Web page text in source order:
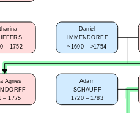
Agnes
– 1775
Daniel
IMMENDORFF
~1690 – >1754
Adam
SCHAUFF
1720 – 1783
– 1752